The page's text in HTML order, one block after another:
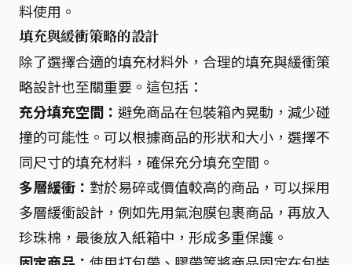
料使用。
填充與緩衝策略的設計
除了選擇合適的填充材料外，合理的填充與緩衝策
略設計也至關重要。這包括：
充分填充空間： 避免商品在包裝箱內晃動，減少碰
撞的可能性。可以根據商品的形狀和大小，選擇不
同尺寸的填充材料，確保充分填充空間。
多層緩衝： 對於易碎或價值較高的商品，可以採用
多層緩衝設計，例如先用氣泡膜包裹商品，再放入
珍珠棉，最後放入紙箱中，形成多重保護。